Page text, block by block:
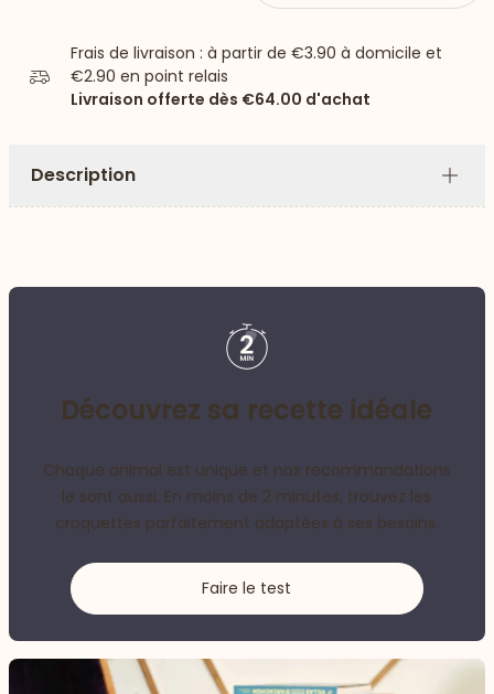
Frais de livraison : à partir de €3.90 à domicile et
€2.90 en point relais
Livraison offerte dès €64.00 d'achat
Description
Plus
Découvrez sa recette idéale
Chaque animal est unique et nos recommandations
le sont aussi. En moins de 2 minutes, trouvez les
croquettes parfaitement adaptées à ses besoins.
Faire le test